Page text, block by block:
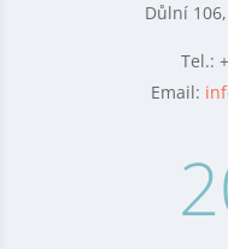
Důlní 106,
Tel.:
Email: